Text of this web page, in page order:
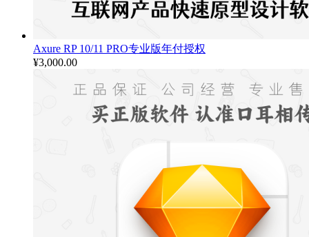
Axure RP 10/11 PRO专业版年付授权
¥3,000.00